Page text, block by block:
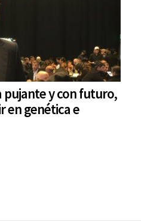
pujante y con futuro,
en genética e